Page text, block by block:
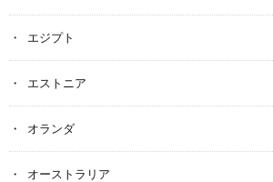
エジプト
エストニア
オランダ
オーストラリア